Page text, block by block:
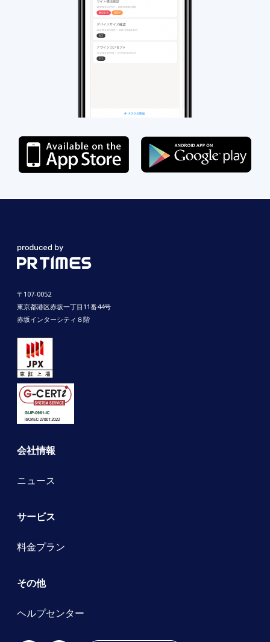
〒107-0052
東京都港区赤坂一丁目11番44号
赤坂インターシティ８階
会社情報
ニュース
サービス
料金プラン
その他
ヘルプセンター